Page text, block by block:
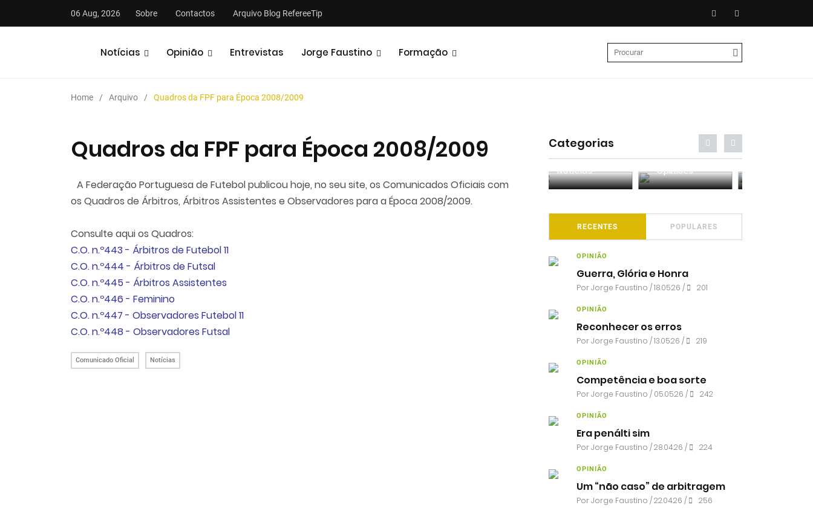
06 Aug, 2026 Sobre Contactos Arquivo Blog RefereeTip
Notícias Opinião Entrevistas Jorge Faustino Formação
Home Arquivo Quadros da FPF para Época 2008/2009
Quadros da FPF para Época 2008/2009
A Federação Portuguesa de Futebol publicou hoje, no seu site, os Comunicados Oficiais com
os Quadros de Árbitros, Árbitros Assistentes e Observadores para a Época 2008/2009.
Consulte aqui os Quadros:
C.O. n.º443 - Árbitros de Futebol 11
C.O. n.º444 - Árbitros deFutsal
C.O. n.º445 - Árbitros Assistentes
C.O. n.º446 - Feminino
C.O. n.º447 - Observadores Futebol 11
C.O. n.º448 - Observadores Futsal
Comunicado Oficial Notícias
Categorias
Entrevistas Análises
RECENTES POPULARES
OPINIÃO
Guerra, Glória e Honra
PorJorge Faustino / 18.05.26 / 201
OPINIÃO
Reconhecer os erros
PorJorge Faustino / 13.05.26 / 219
OPINIÃO
Competência e boa sorte
PorJorge Faustino / 05.05.26 / 242
OPINIÃO
Era penálti sim
PorJorge Faustino / 28.04.26 / 224
OPINIÃO
Um “não caso” de arbitragem
PorJorge Faustino / 22.04.26 / 256